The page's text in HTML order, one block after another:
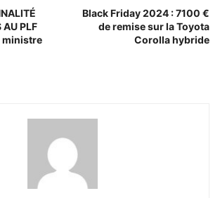
AU PLF
ministre
Black Friday 2024 : 7100 €
de remise sur la Toyota
Corolla hybride